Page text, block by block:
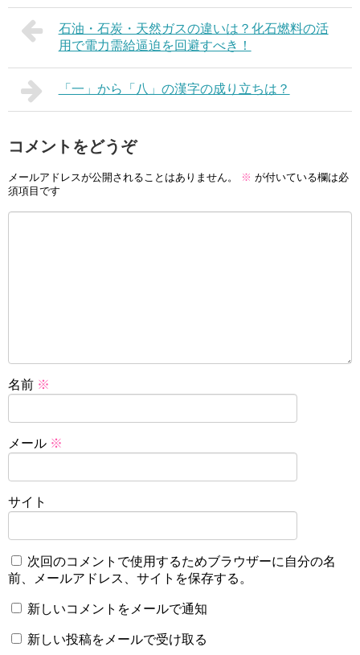
石油・石炭・天然ガスの違いは？化石燃料の活
用で電力需給逼迫を回避すべき！
「一」から「八」の漢字の成り立ちは？
コメントをどうぞ
メールアドレスが公開されることはありません。 ※ が付いている欄は必
須項目です
名前 ※
メール ※
サイト
次回のコメントで使用するためブラウザーに自分の名
前、メールアドレス、サイトを保存する。
新しいコメントをメールで通知
新しい投稿をメールで受け取る